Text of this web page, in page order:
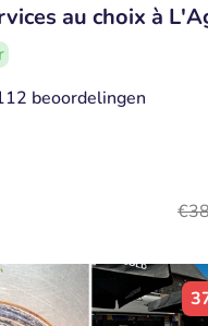
au choix à
beoordelingen